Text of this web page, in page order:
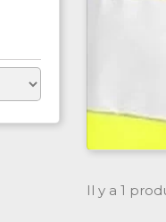
Il y a 1